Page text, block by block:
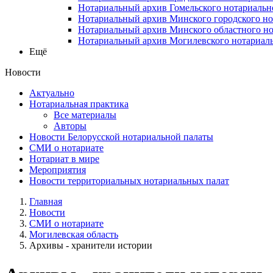
Нотариальный архив Гомельского
Нотариальный архив Минского городского
Нотариальный архив Минского областного
Нотариальный архив Могилевского
Ещё
Новости
Актуально
Нотариальная практика
Все материалы
Авторы
Новости Белорусской нотариальной палаты
СМИ о нотариате
Нотариат в мире
Мероприятия
Новости территориальных нотариальных палат
Главная
Новости
СМИ о нотариате
Могилевская область
Архивы - хранители истории